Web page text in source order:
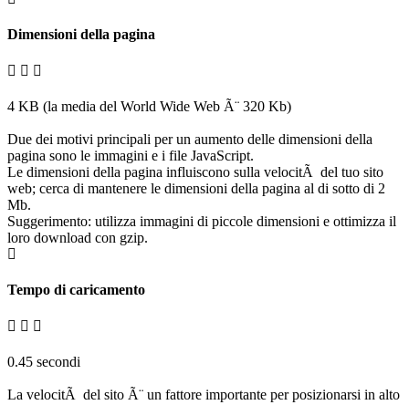
Dimensioni della pagina
4 KB (la media del World Wide Web Ã¨ 320 Kb)
Due dei motivi principali per un aumento delle dimensioni della
pagina sono le immagini e i file JavaScript.
Le dimensioni della pagina influiscono sulla velocitÃ del tuo sito
web; cerca di mantenere le dimensioni della pagina al di sotto di 2
Mb.
Suggerimento: utilizza immagini di piccole dimensioni e ottimizza il
loro download con gzip.
Tempo di caricamento
0.45 secondi
La velocitÃ del sito Ã¨ un fattore importante per posizionarsi in alto